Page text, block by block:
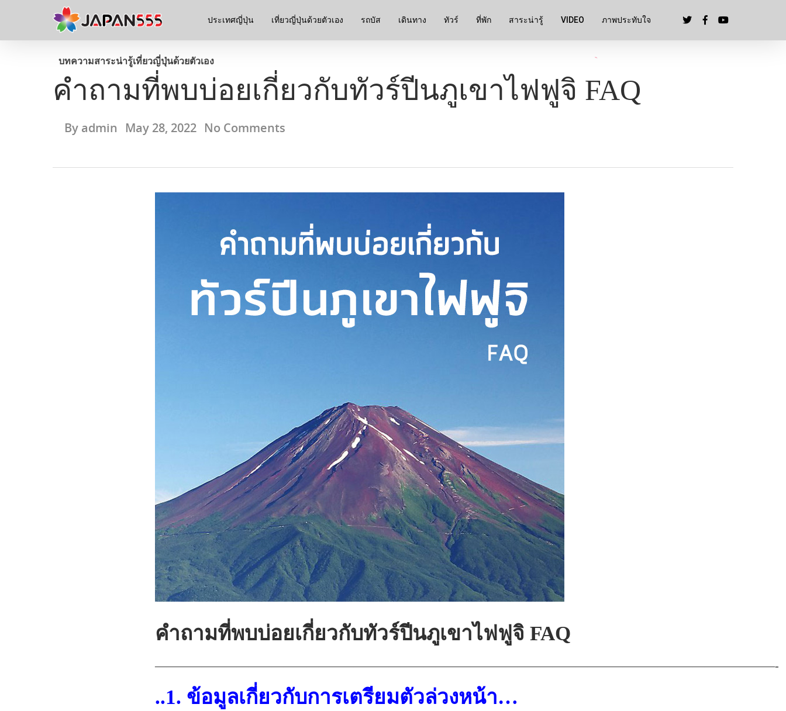
ประเทศญี่ปุ่น เที่ยวญี่ปุ่นด้วยตัวเอง รถบัส เดินทาง ทัวร์ ที่พัก สาระน่ารู้ VIDEO ภาพประทับใจ
บทความสาระน่ารู้เที่ยวญี่ปุ่นด้วยตัวเอง
คำถามที่พบบ่อยเกี่ยวกับทัวร์ปีนภูเขาไฟฟูจิ FAQ
By admin May 28, 2022 No Comments
คำถามที่พบบ่อยเกี่ยวกับทัวร์ปีนภูเขาไฟฟูจิ FAQ
—————————————————————————————————————————————————————-
..1. ข้อมูลเกี่ยวกับการเตรียมตัวล่วงหน้า…